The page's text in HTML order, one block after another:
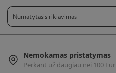
Nemokamas pristatymas
Perkant už daugiau nei 100 Eur